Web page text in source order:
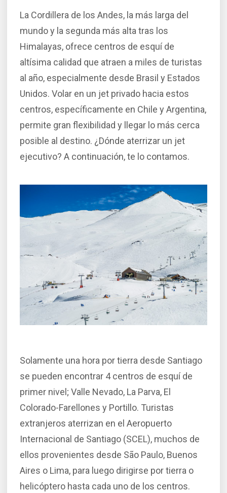
La Cordillera de los Andes, la más larga del
mundo y la segunda más alta tras los
Himalayas, ofrece centros de esquí de
altísima calidad que atraen a miles de turistas
al año, especialmente desde Brasil y Estados
Unidos. Volar en un jet privado hacia estos
centros, específicamente en Chile y Argentina,
permite gran flexibilidad y llegar lo más cerca
posible al destino. ¿Dónde aterrizar un jet
ejecutivo? A continuación, te lo contamos.
Solamente una hora por tierra desde Santiago
se pueden encontrar 4 centros de esquí de
primer nivel; Valle Nevado, La Parva, El
Colorado-Farellones y Portillo. Turistas
extranjeros aterrizan en el Aeropuerto
Internacional de Santiago (SCEL), muchos de
ellos provenientes desde São Paulo, Buenos
Aires o Lima, para luego dirigirse por tierra o
helicóptero hasta cada uno de los centros.